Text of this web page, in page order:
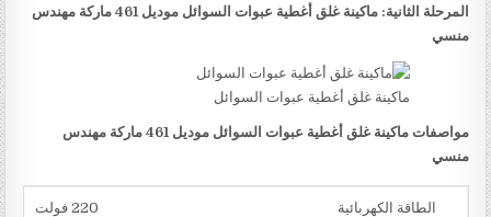
المرحلة الثانية: ماكينة غلق أغطية عبوات السوائل موديل 461 ماركة مهندس
منسي
ماكينة غلق أغطية عبوات السوائل
مواصفات ماكينة غلق أغطية عبوات السوائل موديل 461 ماركة مهندس
منسي
الطاقة الكهربائية 220 فولت